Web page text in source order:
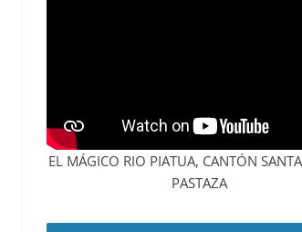
EL MÁGICO RIO PIATUA, CANTÓN
PASTAZA